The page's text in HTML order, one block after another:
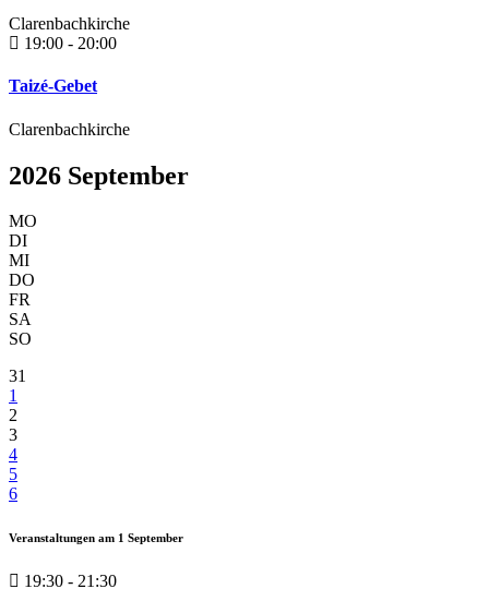
Clarenbachkirche
19:00 - 20:00
Taizé-Gebet
Clarenbachkirche
2026 September
MO
DI
MI
DO
FR
SA
SO
31
1
2
3
4
5
6
Veranstaltungen am 1 September
19:30 - 21:30